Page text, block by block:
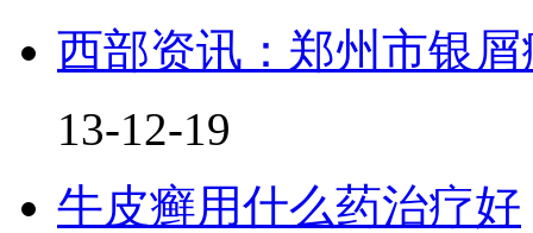
西部资讯：郑州市银
13-12-19
牛皮癣用什么药治疗好